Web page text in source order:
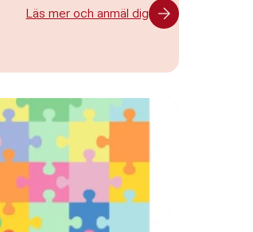
Läs mer och anmäl dig